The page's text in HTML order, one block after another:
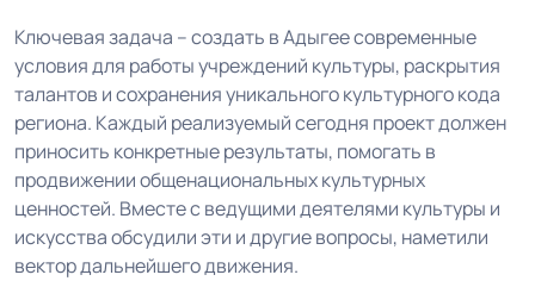
Ключевая задача – создать в Адыгее современные
условия для работы учреждений культуры, раскрытия
талантов и сохранения уникального культурного кода
региона. Каждый реализуемый сегодня проект должен
приносить конкретные результаты, помогать в
продвижении общенациональных культурных
ценностей. Вместе с ведущими деятелями культуры и
искусства обсудили эти и другие вопросы, наметили
вектор дальнейшего движения.